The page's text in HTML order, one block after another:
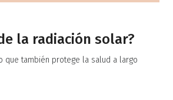
la radiación solar?
que también protege la salud a largo